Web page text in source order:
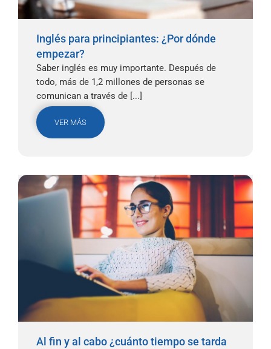
Inglés para principiantes: ¿Por dónde
empezar?
Saber inglés es muy importante. Después de
todo, más de 1,2 millones de personas se
comunican a través de [...]
VER MÁS
Al fin y al cabo ¿cuánto tiempo se tarda